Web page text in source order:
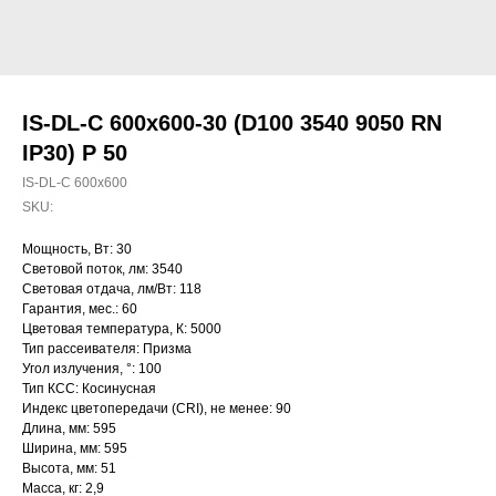
IS-DL-C 600x600-30 (D100 3540 9050 RN
IP30) P 50
IS-DL-C 600x600
SKU:
Мощность, Вт: 30
Световой поток, лм: 3540
Световая отдача, лм/Вт: 118
Гарантия, мес.: 60
Цветовая температура, К: 5000
Тип рассеивателя: Призма
Угол излучения, °: 100
Тип КСС: Косинусная
Индекс цветопередачи (CRI), не менее: 90
Длина, мм: 595
Ширина, мм: 595
Высота, мм: 51
Масса, кг: 2,9